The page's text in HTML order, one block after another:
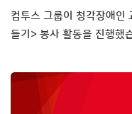
컴투스 그룹이 청각장애
들기> 봉사 활동을 진행했